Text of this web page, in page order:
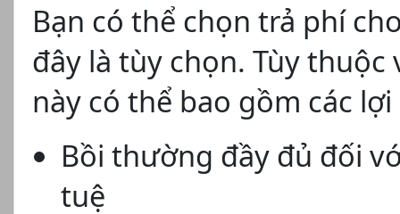
Bạn có thể chọn trả phí
đây là tùy chọn. Tùy
này có thể bao gồm các
Bồi thường đầy đủ đối
tuệ